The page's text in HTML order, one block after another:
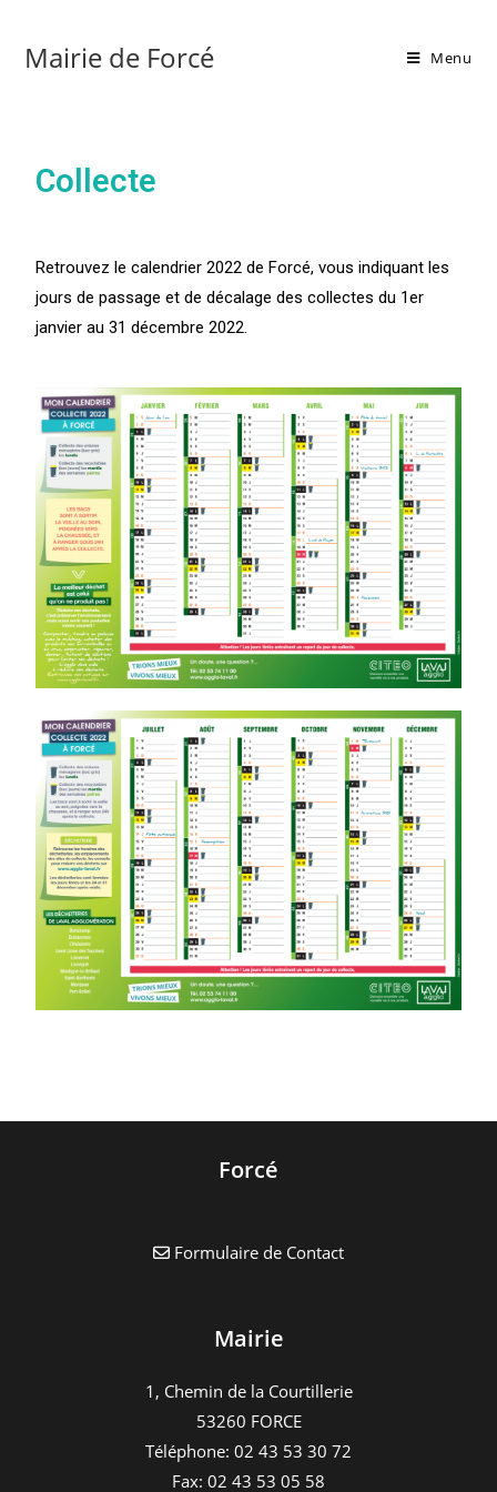
Mairie de Forcé Menu
Collecte
Retrouvez le calendrier 2022 de Forcé, vous indiquant les
jours de passage et de décalage des collectes du 1er
janvier au 31 décembre 2022.
Forcé
Formulaire de Contact
Mairie
1, Chemin de la Courtillerie
53260 FORCE
Téléphone: 02 43 53 30 72
Fax: 02 43 53 05 58